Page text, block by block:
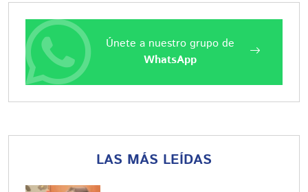
Únete a nuestro grupo de
WhatsApp
LAS MÁS LEÍDAS